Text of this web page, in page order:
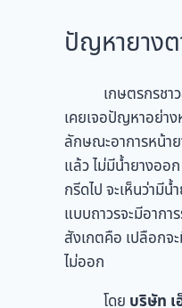
ปัญหายาง
เกษตรกรชาวส
เคยเจอปัญหาอย่า
ลักษณะอาการหน้า
แล้ว ไม่มีน้ำยางออ
กรีดไป จะเห็นว่ามี
แบบถาวรจะมีอากา
สังเกตคือ เปลือกจ
ไม่ออก
โดย บริษัท